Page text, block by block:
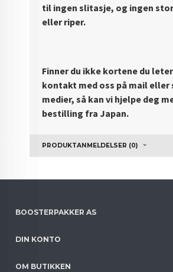
til ingen slitasje, og ingen
eller riper.
Finner du ikke kortene du
kontakt med oss på mail eller
medier, så kan vi hjelpe deg
bestilling fra Japan.
PRODUKTANMELDELSER (0)
BOOSTERPAKKER AS
DIN KONTO
OM BUTIKKEN